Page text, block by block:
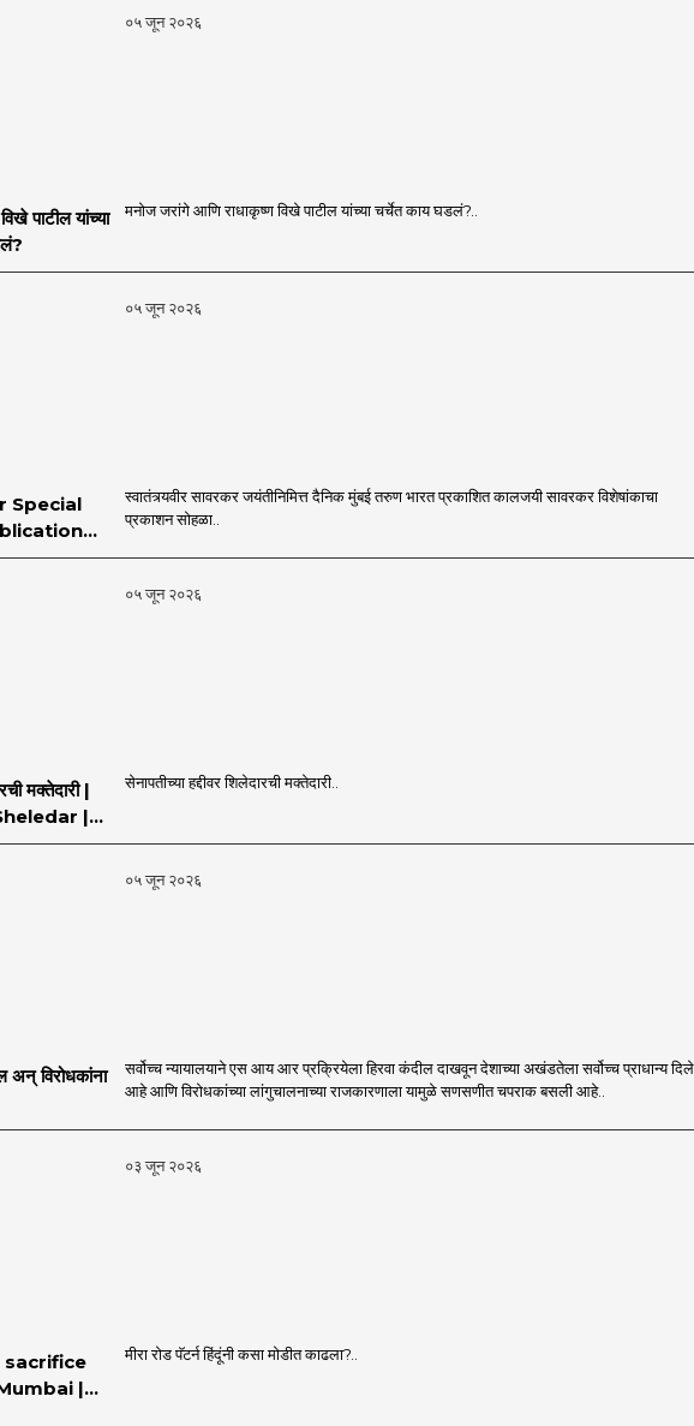
०५ जून २०२६
पाटील यांच्या
मनोज जरांगे आणि राधाकृष्ण विखे पाटील यांच्या चर्चेत काय घडलं?..
०५ जून २०२६
Special
|
स्वातंत्र्यवीर सावरकर जयंतीनिमित्त दैनिक मुंबई तरुण भारत प्रकाशित कालजयी सावरकर विशेषांकाचा
प्रकाशन सोहळा..
०५ जून २०२६
मक्तेदारी |
|
सेनापतीच्या हद्दीवर शिलेदारची मक्तेदारी..
०५ जून २०२६
विरोधकांना
सर्वोच्च न्यायालयाने एस आय आर प्रक्रियेला हिरवा कंदील दाखवून देशाच्या अखंडतेला सर्वोच्च प्राधान्य दिले
आहे आणि विरोधकांच्या लांगुचालनाच्या राजकारणाला यामुळे सणसणीत चपराक बसली आहे..
०३ जून २०२६
sacrifice
|
मीरा रोड पॅटर्न हिंदूंनी कसा मोडीत काढला?..